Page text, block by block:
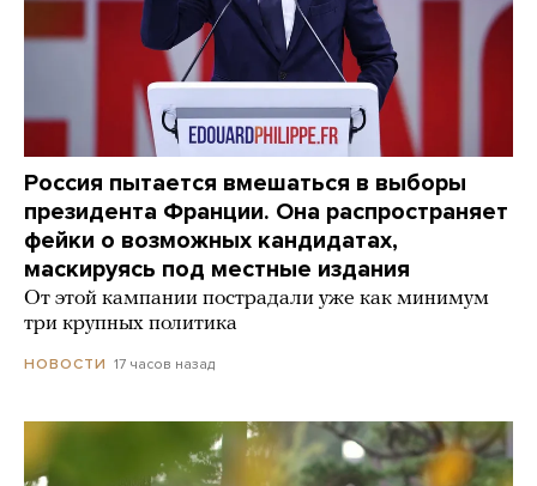
Россия пытается вмешаться в выборы
президента Франции. Она распространяет
фейки о возможных кандидатах,
маскируясь под местные издания
От этой кампании пострадали уже как минимум
три крупных политика
НОВОСТИ 17 часов назад